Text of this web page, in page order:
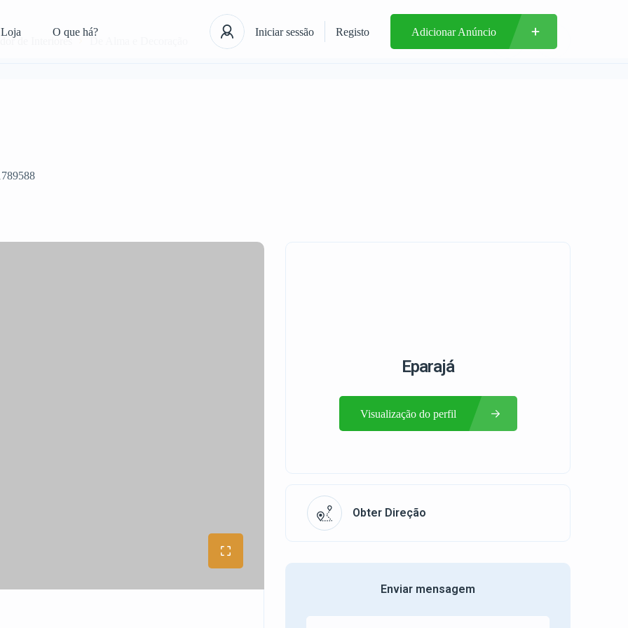
Loja O que há? Iniciar sessão Registo Adicionar Anúncio
de Interiores
Eparajá
Visualização do perfil
Obter Direção
Enviar mensagem